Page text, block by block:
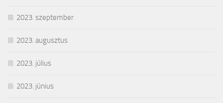
2023. szeptember
2023. augusztus
2023. július
2023. június